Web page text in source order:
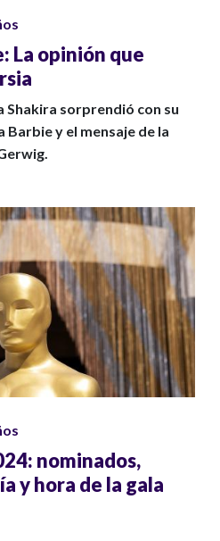
La opinión que
Shakira sorprendió con su
y el mensaje de la
nominados,
y hora de la gala